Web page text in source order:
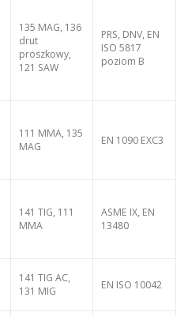
135 MAG, 136
drut
proszkowy,
121 SAW
PRS, DNV, EN
ISO 5817
poziom B
111 MMA, 135
MAG
EN 1090 EXC3
141 TIG, 111
MMA
ASME IX, EN
13480
141 TIG AC,
131 MIG
EN ISO 10042